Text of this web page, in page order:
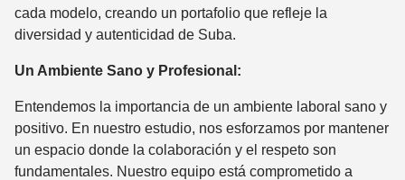
cada modelo, creando un portafolio que refleje la
diversidad y autenticidad de Suba.
Un Ambiente Sano y Profesional:
Entendemos la importancia de un ambiente laboral sano y
positivo. En nuestro estudio, nos esforzamos por mantener
un espacio donde la colaboración y el respeto son
fundamentales. Nuestro equipo está comprometido a